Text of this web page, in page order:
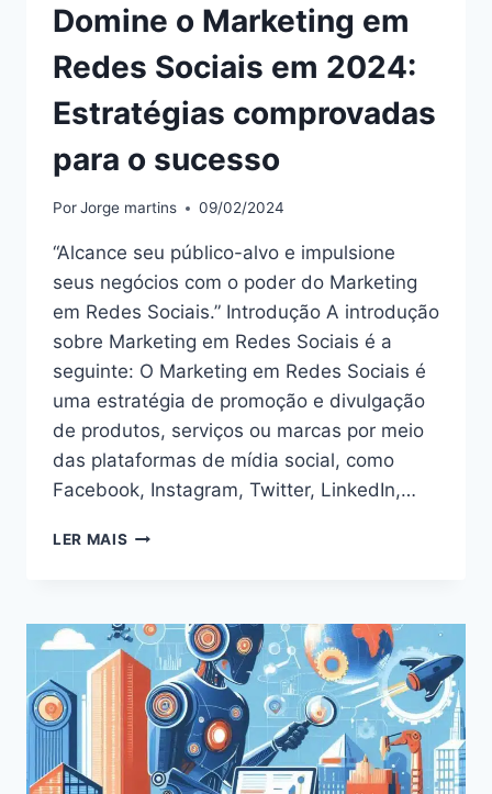
Domine o Marketing em
Redes Sociais em 2024:
Estratégias comprovadas
para o sucesso
PorJorge martins 09/02/2024
“Alcance seu público-alvo e impulsione
seus negócios com o poder do Marketing
em Redes Sociais.” Introdução A introdução
sobre Marketing em Redes Sociais é a
seguinte: O Marketing em Redes Sociais é
uma estratégia de promoção e divulgação
de produtos, serviços ou marcas por meio
das plataformas de mídia social, como
Facebook, Instagram, Twitter, LinkedIn,…
LER MAIS DOMINE
REDES
SOCIAIS
EM
2024:
ESTRATÉGIAS
COMPROVADAS
PARA